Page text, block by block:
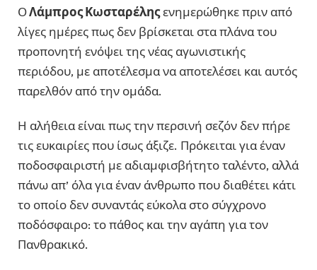
ΟΛάμπρος Κωσταρέληςενημερώθηκε πριν από
λίγες ημέρες πως δεν βρίσκεται στα πλάνα του
προπονητή ενόψει της νέας αγωνιστικής
περιόδου, με αποτέλεσμα να αποτελέσει και αυτός
παρελθόν από την ομάδα.
Η αλήθεια είναι πως την περσινή σεζόν δεν πήρε
τις ευκαιρίες που ίσως άξιζε. Πρόκειται για έναν
ποδοσφαιριστή με αδιαμφισβήτητο ταλέντο, αλλά
πάνω απ’ όλα για έναν άνθρωπο που διαθέτει κάτι
το οποίο δεν συναντάς εύκολα στο σύγχρονο
ποδόσφαιρο: το πάθος και την αγάπη για τον
Πανθρακικό.